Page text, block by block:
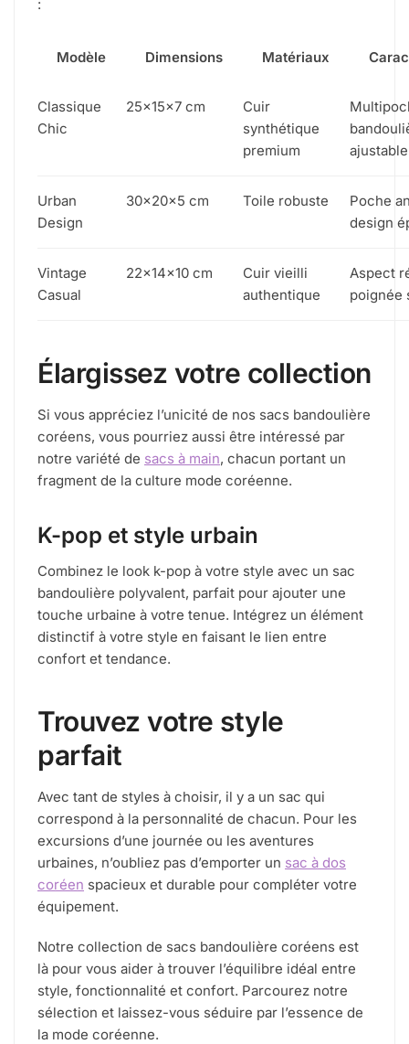
:
Modèle Dimensions Matériaux
Classique
Chic
25x15x7 cm
Cuir
synthétique
premium
ajustable
Urban
Design
30x20x5 cm Toile robuste
Poche
design
Vintage
Casual
22x14x10 cm
Cuir vieilli
authentique
Aspect
poignée
Élargissez votre collection
Si vous appréciez l’unicité de nos sacs bandoulière
coréens, vous pourriez aussi être intéressé par
notre variété de sacs à main, chacun portant un
fragment de la culture mode coréenne.
K-pop et style urbain
Combinez le look k-pop à votre style avec un sac
bandoulière polyvalent, parfait pour ajouter une
touche urbaine à votre tenue. Intégrez un élément
distinctif à votre style en faisant le lien entre
confort et tendance.
Trouvez votre style
parfait
Avec tant de styles à choisir, il y a un sac qui
correspond à la personnalité de chacun. Pour les
excursions d’une journée ou les aventures
urbaines, n’oubliez pas d’emporter un sac à dos
coréen spacieux et durable pour compléter votre
équipement.
Notre collection de sacs bandoulière coréens est
là pour vous aider à trouver l’équilibre idéal entre
style, fonctionnalité et confort. Parcourez notre
sélection et laissez-vous séduire par l’essence de
la mode coréenne.